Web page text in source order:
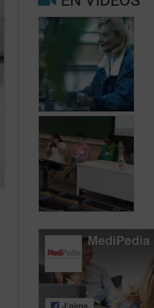
Mieux vivre
avec la
migraine au
quotidien
Carole, 55 ans,
solution aux
patients atteints
de lymphome:
Mariangela
Fiorente,